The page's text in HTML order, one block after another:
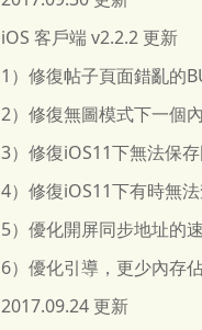
iOS 客戶端 v2.2.2 更新
1）修復帖子頁面錯亂的
2）修復無圖模式下一個
3）修復iOS11下無法保
4）修復iOS11下有時無
5）優化開屏同步地址的
6）優化引導，更少內存
2017.09.24 更新